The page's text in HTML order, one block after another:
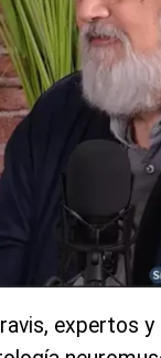
expertos